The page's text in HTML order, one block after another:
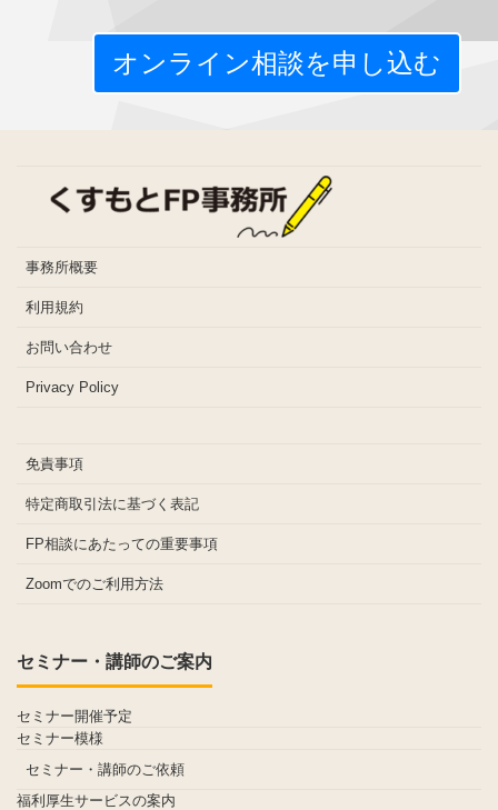
オンライン相談を申し込む
事務所概要
利用規約
お問い合わせ
Privacy Policy
免責事項
特定商取引法に基づく表記
FP相談にあたっての重要事項
Zoomでのご利用方法
セミナー・講師のご案内
セミナー開催予定
セミナー模様
セミナー・講師のご依頼
福利厚生サービスの案内